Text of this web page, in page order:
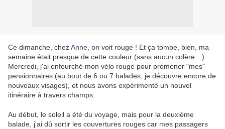
Ce dimanche, chezAnne , on voit rouge ! Et ça tombe, bien, ma
semaine était presque de cette couleur (sans aucun colère…)
Mercredi, j'ai enfourché mon vélo rouge pour promener "mes"
pensionnaires (au bout de 6 ou 7 balades, je découvre encore de
nouveaux visages), et nous avons expérimenté un nouvel
itinéraire à travers champs.
Au début, le soleil a été du voyage, mais pour la deuxième
balade, j'ai dû sortir les couvertures rouges car mes passagers